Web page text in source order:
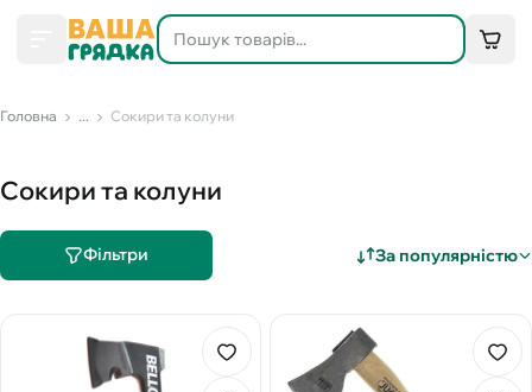
Головна ... Сокири та колуни
Сокири та колуни
Фільтри За популярністю